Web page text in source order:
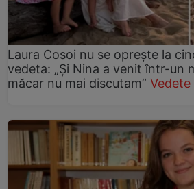
Laura Cosoi nu se oprește la
vedeta: „Și Nina a venit într-un
măcar nu mai discutam”